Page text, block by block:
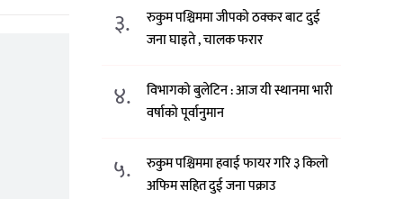
३.
रुकुम पश्चिममा जीपको ठक्कर बाट दुई
जना घाइते , चालक फरार
४.
विभागको बुलेटिन : आज यी स्थानमा भारी
वर्षाको पूर्वानुमान
५.
रुकुम पश्चिममा हवाई फायर गरि ३ किलो
अफिम सहित दुई जना पक्राउ